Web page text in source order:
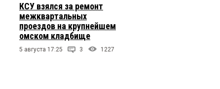
КСУ взялся за ремонт
межквартальных
проездов на крупнейшем
омском кладбище
5 августа 17:25 3 1227